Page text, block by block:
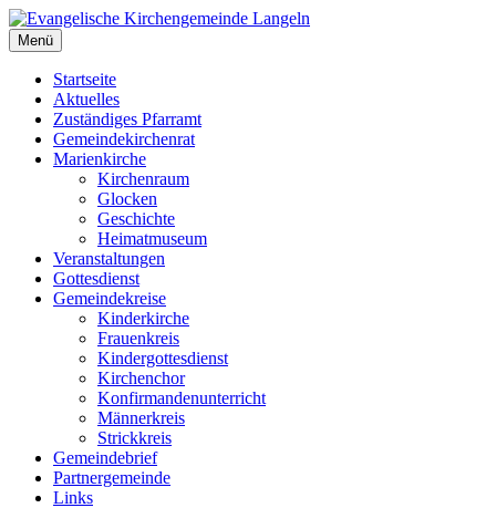
Zum
Inhalt
springen
Evangelische Kirchengemeinde Langeln
Evangelische Kirchengemeinde Langeln
Menü
Startseite
Aktuelles
Zuständiges Pfarramt
Gemeindekirchenrat
Marienkirche
Kirchenraum
Glocken
Geschichte
Heimatmuseum
Veranstaltungen
Gottesdienst
Gemeindekreise
Kinderkirche
Frauenkreis
Kindergottesdienst
Kirchenchor
Konfirmandenunterricht
Männerkreis
Strickkreis
Gemeindebrief
Partnergemeinde
Links